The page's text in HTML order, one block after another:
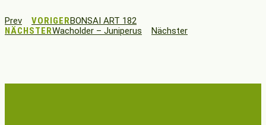
Prev VORIGERBONSAI ART 182
NÄCHSTERWacholder – Juniperus Nächster